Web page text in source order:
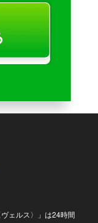
ェルス〉」は24時間